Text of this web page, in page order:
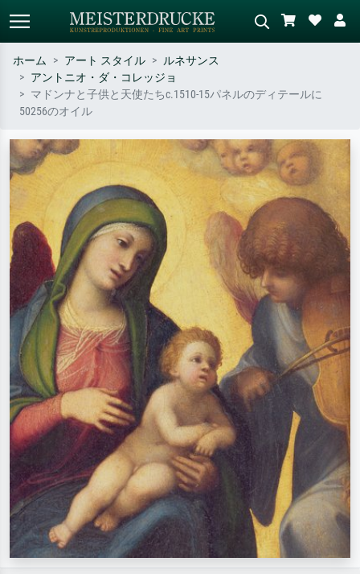
標準検索 AI画像検索
作家名・作品名・スタイルで検索
斎の波、ヌード。
油絵、木のそばの立ち姿のヌー
ド。
ホーム アート スタイル
ルネサンス
アントニオ・ダ・コレッジョ
マドンナと子供と天使たちc.1510-15パネルのディテールに
50256のオイル